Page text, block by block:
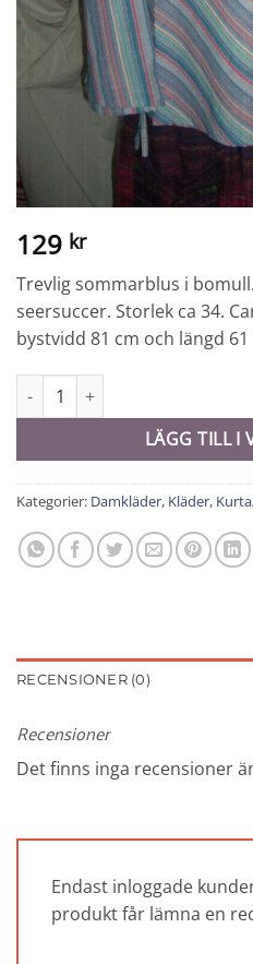
129 kr
Trevlig sommarblus i
seersuccer. Storlek ca 34.
bystvidd 81 cm och längd 61
Kurti - 10798 mängd
LÄGG TILL I
Kategorier: Damkläder, Kläder,
RECENSIONER (0)
Recensioner
Det finns inga recensioner
Endast inloggade
produkt får lämna en